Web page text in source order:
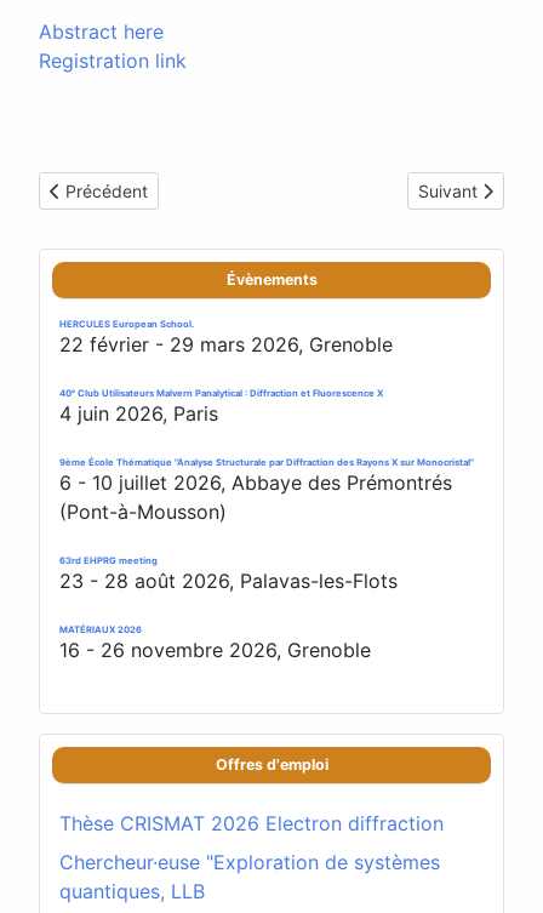
Abstract here
Registration link
Article précédent : AlgoSB 2023: FROM STRUCTURE
Précédent Article suivant
Suivant
Évènements
HERCULES European School.
22 février - 29 mars 2026, Grenoble
40ᵉ Club Utilisateurs Malvern Panalytical : Diffraction et Fluorescence X
4 juin 2026, Paris
9ème École Thématique "Analyse Structurale par Diffraction des Rayons X sur Monocristal"
6 - 10 juillet 2026, Abbaye des Prémontrés
(Pont-à-Mousson)
63rd EHPRG meeting
23 - 28 août 2026, Palavas-les-Flots
MATÉRIAUX 2026
16 - 26 novembre 2026, Grenoble
Offres d'emploi
Thèse CRISMAT 2026 Electron diffraction
Chercheur·euse "Exploration de systèmes
quantiques, LLB